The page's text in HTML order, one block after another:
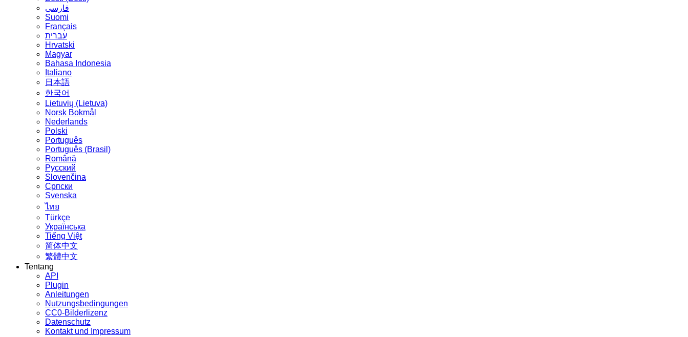
فارسی
Suomi
Français
עברית
Hrvatski
Magyar
Bahasa Indonesia
Italiano
日本語
한국어
Lietuvių (Lietuva)
‪Norsk Bokmål‬
Nederlands
Polski
Português
Português (Brasil)
Română
Русский
Slovenčina
Српски
Svenska
ไทย
Türkçe
Українська
Tiếng Việt
简体中文
繁體中文
Tentang
API
Plugin
Anleitungen
Nutzungsbedingungen
CC0-Bilderlizenz
Datenschutz
Kontakt und Impressum